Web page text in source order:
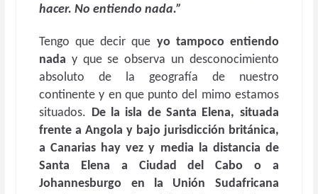
hacer. No entiendo nada.”
Tengo que decir que yo tampoco entiendo
nada y que se observa un desconocimiento
absoluto de la geografía de nuestro
continente y en que punto del mimo estamos
situados. De la isla de Santa Elena, situada
frente a Angola y bajo jurisdicción británica,
a Canarias hay vez y media la distancia de
Santa Elena a Ciudad del Cabo o a
Johannesburgo en la Unión Sudafricana